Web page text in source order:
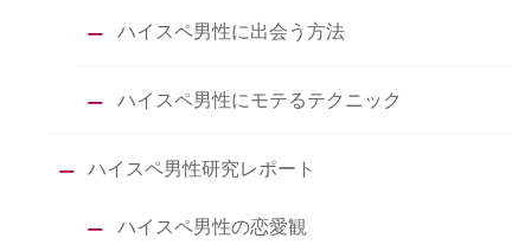
ハイスペ男性に出会う方法
ハイスペ男性にモテるテクニック
ハイスペ男性研究レポート
ハイスペ男性の恋愛観